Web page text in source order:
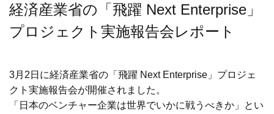
経済産業省の「飛躍 Next Enterprise」
プロジェクト実施報告会レポート
3月2日に経済産業省の「飛躍 Next Enterprise」プロジェ
クト実施報告会が開催されました。
「日本のベンチャー企業は世界でいかに戦うべきか」とい